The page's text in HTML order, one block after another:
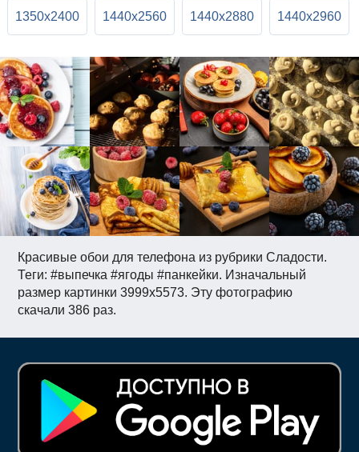
Красивые обои для телефона из рубрики Сладости.
Теги: #выпечка #ягоды #панкейки. Изначальный
размер картинки 3999x5573. Эту фотографию
скачали 386 раз.
1350x2400 1440x2560 1440x2880 1440x2960